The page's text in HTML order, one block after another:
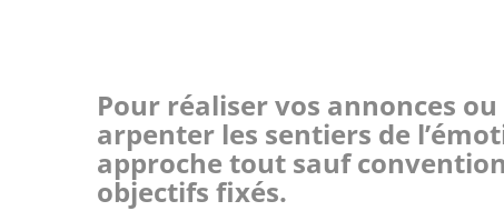
Pour réaliser vos annonces
arpenter les sentiers de
approche tout sauf
objectifs fixés.